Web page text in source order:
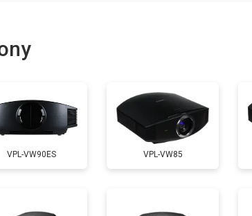
от 70 мин
от 50 мин
VPL-VW90ES VPL-VW85